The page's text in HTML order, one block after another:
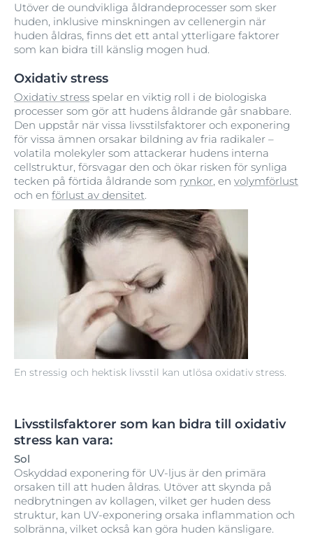
Utöver de oundvikliga åldrandeprocesser som sker
huden, inklusive minskningen av cellenergin när
huden åldras, finns det ett antal ytterligare faktorer
som kan bidra till känslig mogen hud.
Oxidativ stress
En stressig och hektisk livsstil kan utlösa oxidativ stress.
Oxidativ stress spelar en viktig roll i de biologiska
processer som gör att hudens åldrande går snabbare.
Den uppstår när vissa livsstilsfaktorer och exponering
för vissa ämnen orsakar bildning av fria radikaler –
volatila molekyler som attackerar hudens interna
cellstruktur, försvagar den och ökar risken för synliga
tecken på förtida åldrande som rynkor, en volymförlust
och en förlust av densitet.
Livsstilsfaktorer som kan bidra till oxidativ
stress kan vara:
Sol
Oskyddad exponering för UV-ljus är den primära
orsaken till att huden åldras. Utöver att skynda på
nedbrytningen av kollagen, vilket ger huden dess
struktur, kan UV-exponering orsaka inflammation och
solbränna, vilket också kan göra huden känsligare.